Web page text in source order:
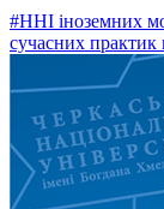
#ННІ іноземних
сучасних практик